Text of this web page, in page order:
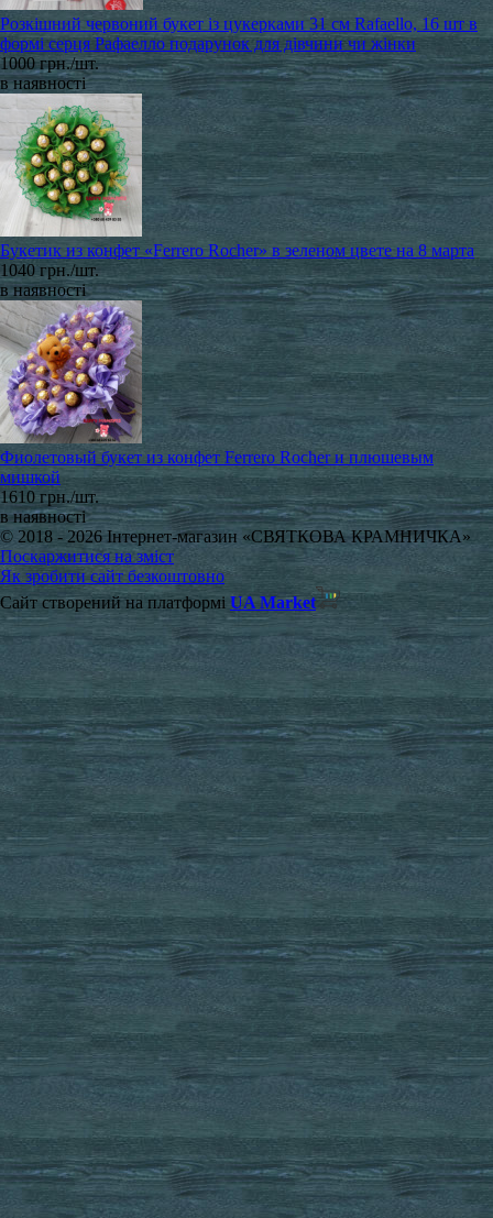
Розкішний червоний букет із цукерками 31 см Rafaello, 16 шт в
формі серця Рафаелло подарунок для дівчини чи жінки
1000 грн./шт.
в наявності
Букетик из конфет «Ferrero Rocher» в зеленом цвете на 8 марта
1040 грн./шт.
в наявності
Фиолетовый букет из конфет Ferrero Rocher и плюшевым
мишкой
1610 грн./шт.
в наявності
© 2018 - 2026 Інтернет-магазин «СВЯТКОВА КРАМНИЧКА»
Поскаржитися на зміст
Як зробити сайт безкоштовно
Сайт створений на платформі UA Market